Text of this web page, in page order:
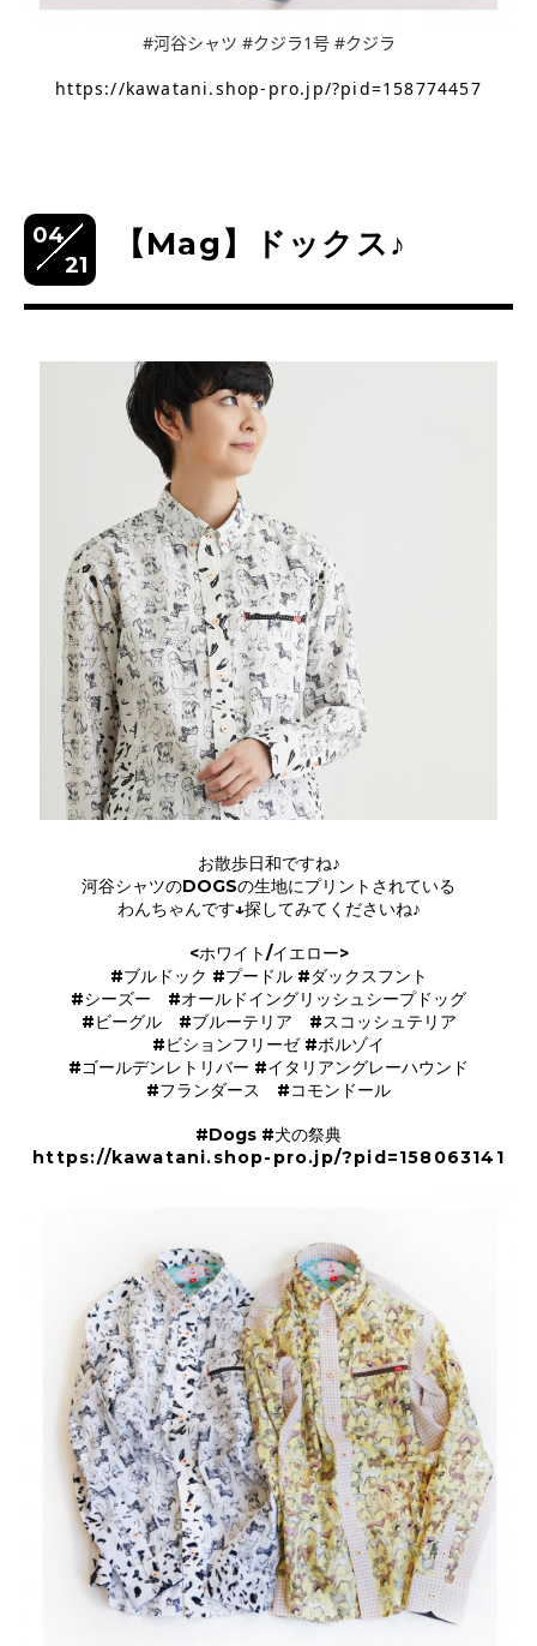
#河谷シャツ #クジラ1号 #クジラ
https://kawatani.shop-pro.jp/?pid=158774457
04
21
【Mag】ドックス♪
お散歩日和ですね♪
河谷シャツのDOGSの生地にプリントされている
わんちゃんです↓探してみてくださいね♪
<ホワイト/イエロー>
#ブルドック #プードル #ダックスフント
#シーズー #オールドイングリッシュシープドッグ
#ビーグル #ブルーテリア #スコッシュテリア
#ビションフリーゼ #ボルゾイ
#ゴールデンレトリバー #イタリアングレーハウンド
#フランダース #コモンドール
#Dogs #犬の祭典
https://kawatani.shop-pro.jp/?pid=158063141